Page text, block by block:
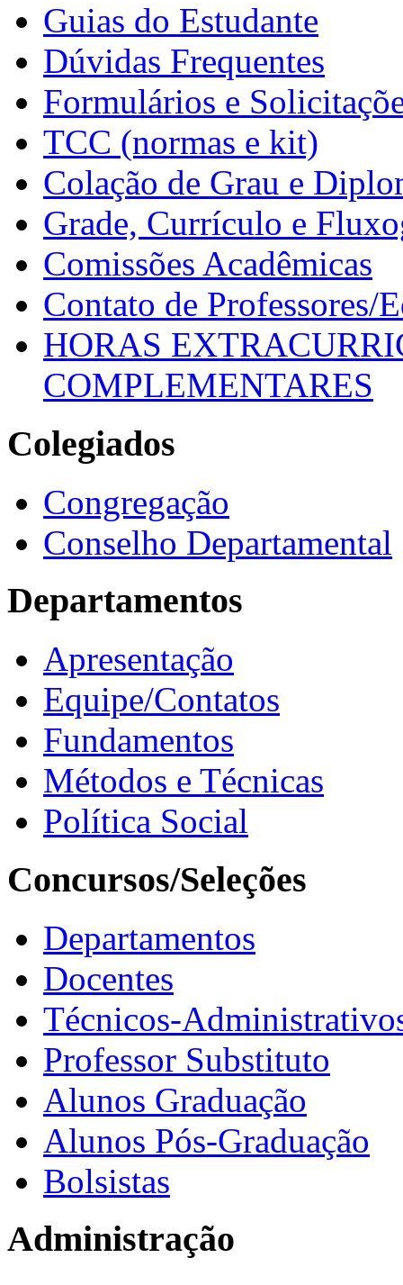
Guias do Estudante
Dúvidas Frequentes
Formulários e
TCC (normas e kit)
Colação de Grau e
Grade, Currículo e
Comissões Acadêmicas
Contato de Professores/
HORAS
COMPLEMENTARES
Colegiados
Congregação
Conselho Departamental
Departamentos
Apresentação
Equipe/Contatos
Fundamentos
Métodos e Técnicas
Política Social
Concursos/Seleções
Departamentos
Docentes
Técnicos-
Professor Substituto
Alunos Graduação
Alunos Pós-Graduação
Bolsistas
Administração